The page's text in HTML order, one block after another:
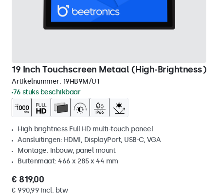
19 Inch Touchscreen Metaal (High-Brightness)
Artikelnummer: 19HB9M/U1
76 stuks beschikbaar
High brightness Full HD multi-touch paneel
Aansluitingen: HDMI, DisplayPort, USB-C, VGA
Montage: inbouw, panel mount
Buitenmaat: 466 x 285 x 44 mm
€ 819,00
€ 990,99 incl. btw